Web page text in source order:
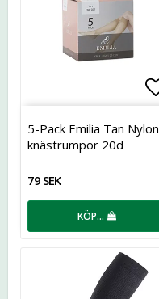
5-Pack Emilia Tan Nylon
knästrumpor 20d
79 SEK
KÖP…